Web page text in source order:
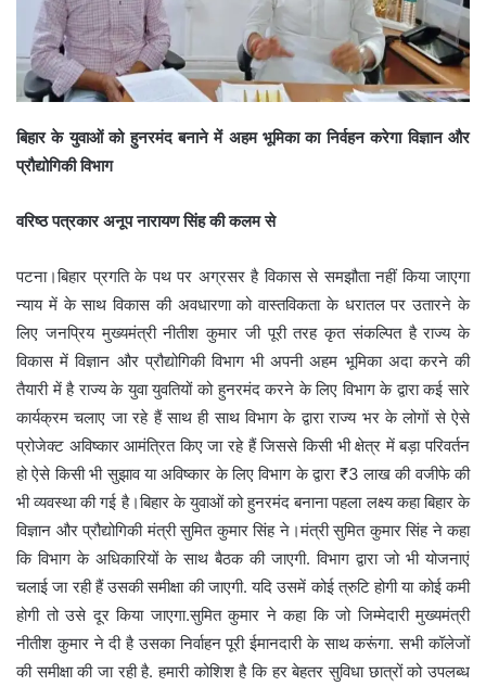
बिहार के युवाओं को हुनरमंद बनाने में अहम भूमिका का निर्वहन करेगा विज्ञान और
प्रौद्योगिकी विभाग
वरिष्ठ पत्रकार अनूप नारायण सिंह की कलम से
पटना।बिहार प्रगति के पथ पर अग्रसर है विकास से समझौता नहीं किया जाएगा
न्याय में के साथ विकास की अवधारणा को वास्तविकता के धरातल पर उतारने के
लिए जनप्रिय मुख्यमंत्री नीतीश कुमार जी पूरी तरह कृत संकल्पित है राज्य के
विकास में विज्ञान और प्रौद्योगिकी विभाग भी अपनी अहम भूमिका अदा करने की
तैयारी में है राज्य के युवा युवतियों को हुनरमंद करने के लिए विभाग के द्वारा कई सारे
कार्यक्रम चलाए जा रहे हैं साथ ही साथ विभाग के द्वारा राज्य भर के लोगों से ऐसे
प्रोजेक्ट अविष्कार आमंत्रित किए जा रहे हैं जिससे किसी भी क्षेत्र में बड़ा परिवर्तन
हो ऐसे किसी भी सुझाव या अविष्कार के लिए विभाग के द्वारा ₹3 लाख की वजीफे की
भी व्यवस्था की गई है।बिहार के युवाओं को हुनरमंद बनाना पहला लक्ष्य कहा बिहार के
विज्ञान और प्रौद्योगिकी मंत्री सुमित कुमार सिंह ने।मंत्री सुमित कुमार सिंह ने कहा
कि विभाग के अधिकारियों के साथ बैठक की जाएगी. विभाग द्वारा जो भी योजनाएं
चलाई जा रही हैं उसकी समीक्षा की जाएगी. यदि उसमें कोई त्रुटि होगी या कोई कमी
होगी तो उसे दूर किया जाएगा.सुमित कुमार ने कहा कि जो जिम्मेदारी मुख्यमंत्री
नीतीश कुमार ने दी है उसका निर्वाहन पूरी ईमानदारी के साथ करूंगा. सभी कॉलेजों
की समीक्षा की जा रही है. हमारी कोशिश है कि हर बेहतर सुविधा छात्रों को उपलब्ध